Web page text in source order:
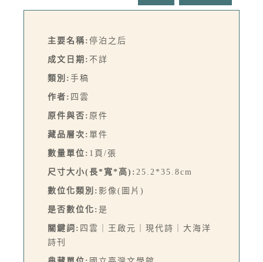
主要名稱: 停泊之后
成文日期: 不詳
類別: 手稿
作者: 四雲
原件與否: 原件
藏品層次: 單件
數量單位: 1頁/張
尺寸大小(長*寬*高): 25.2*35.8cm
數位化類別: 影像(圖片)
是否數位化: 是
關鍵詞: 四雲｜王啟元｜現代詩｜大海洋
詩刊